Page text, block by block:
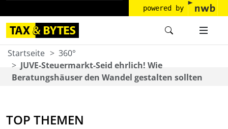
powered by
Startseite
360°
JUVE-Steuermarkt-Seid ehrlich! Wie
Beratungshäuser den Wandel gestalten sollten
TOP THEMEN